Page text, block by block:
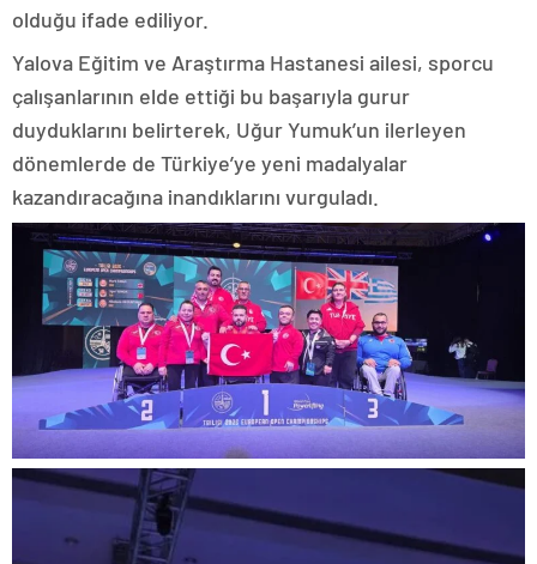
olduğu ifade ediliyor.
Yalova Eğitim ve Araştırma Hastanesi ailesi, sporcu
çalışanlarının elde ettiği bu başarıyla gurur
duyduklarını belirterek, Uğur Yumuk’un ilerleyen
dönemlerde de Türkiye’ye yeni madalyalar
kazandıracağına inandıklarını vurguladı.